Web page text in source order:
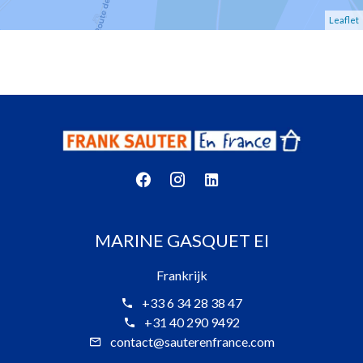
Leaflet
MARINE GASQUET EI
Frankrijk
+33 6 34 28 38 47
+31 40 290 9492
contact@sauterenfrance.com